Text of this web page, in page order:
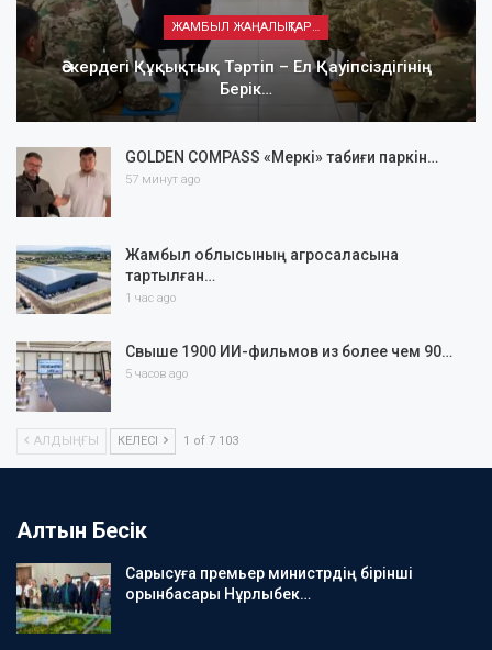
ЖАМБЫЛ ЖАҢАЛЫҚТАРЫ
Әскердегі Құқықтық Тәртіп – Ел Қауіпсіздігінің
Берік…
GOLDEN COMPASS «Меркі» табиғи паркін…
57 минут ago
Жамбыл облысының агросаласына
тартылған…
1 час ago
Свыше 1900 ИИ-фильмов из более чем 90…
5 часов ago
АЛДЫҢҒЫ КЕЛЕСІ 1 of 7 103
Алтын Бесік
Сарысуға премьер министрдің бірінші
орынбасары Нұрлыбек…